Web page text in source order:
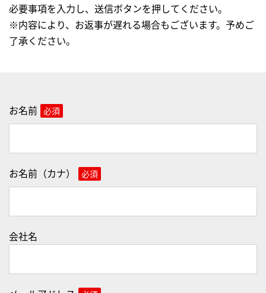
必要事項を入力し、送信ボタンを押してください。
※内容により、お返事が遅れる場合もございます。予めご
了承ください。
お名前 必須
お名前（カナ） 必須
会社名